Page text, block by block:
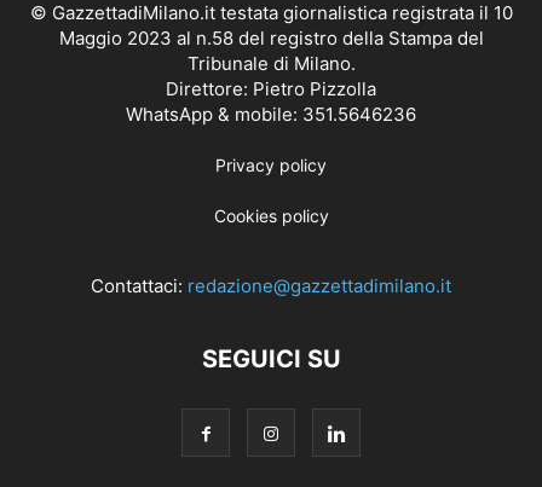
© GazzettadiMilano.it testata giornalistica registrata il 10
Maggio 2023 al n.58 del registro della Stampa del
Tribunale di Milano.
Direttore: Pietro Pizzolla
WhatsApp & mobile: 351.5646236
Privacy policy
Cookies policy
Contattaci: redazione@gazzettadimilano.it
SEGUICI SU